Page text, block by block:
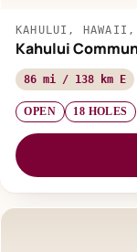
KAHULUI, HAWAII,
Kahului
86 mi / 138 km E
OPEN 18 HOLES